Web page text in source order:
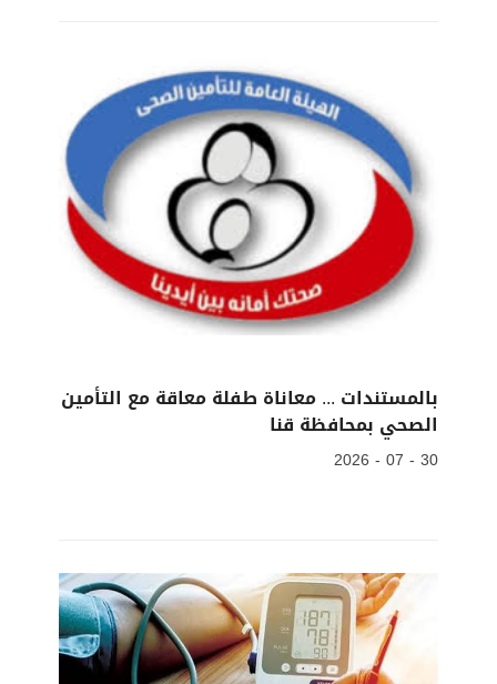
بالمستندات ... معاناة طفلة معاقة مع التأمين
الصحي بمحافظة قنا
30 - 07 - 2026